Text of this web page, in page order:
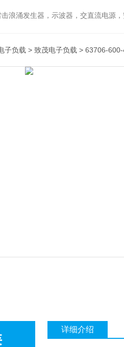
涌发生器，示波器，交直流电源，安规测
子负载 > 致茂电子负载 > 63706-
详细介绍